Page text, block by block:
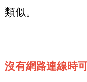
類似。
沒有網路連線時